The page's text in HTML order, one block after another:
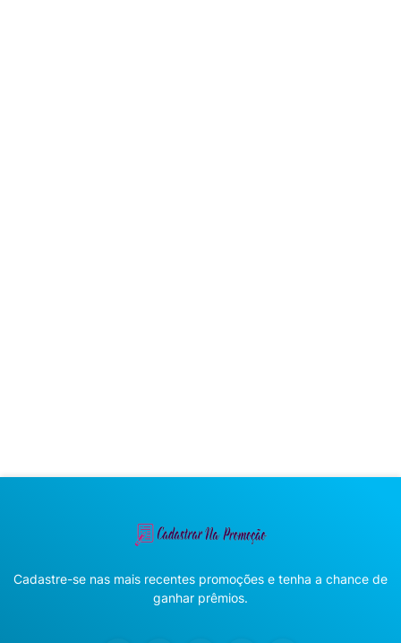
Cadastre-se nas mais recentes promoções e tenha a chance de
ganhar prêmios.